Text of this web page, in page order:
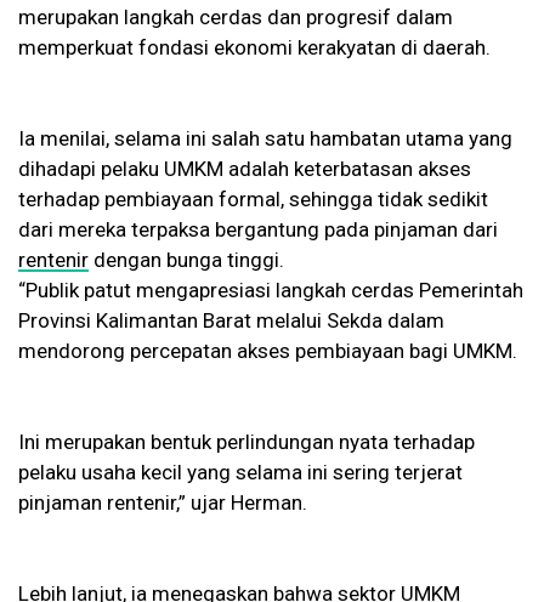
merupakan langkah cerdas dan progresif dalam
memperkuat fondasi ekonomi kerakyatan di daerah.
Ia menilai, selama ini salah satu hambatan utama yang
dihadapi pelaku UMKM adalah keterbatasan akses
terhadap pembiayaan formal, sehingga tidak sedikit
dari mereka terpaksa bergantung pada pinjaman dari
rentenir dengan bunga tinggi.
“Publik patut mengapresiasi langkah cerdas Pemerintah
Provinsi Kalimantan Barat melalui Sekda dalam
mendorong percepatan akses pembiayaan bagi UMKM.
Ini merupakan bentuk perlindungan nyata terhadap
pelaku usaha kecil yang selama ini sering terjerat
pinjaman rentenir,” ujar Herman.
Lebih lanjut, ia menegaskan bahwa sektor UMKM